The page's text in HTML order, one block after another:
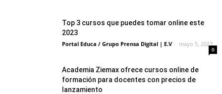
Top 3 cursos que puedes tomar online este
2023
Portal Educa / Grupo Prensa Digital | E.V - mayo 5, 2023
0
Academia Ziemax ofrece cursos online de
formación para docentes con precios de
lanzamiento